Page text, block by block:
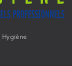
Hygiène